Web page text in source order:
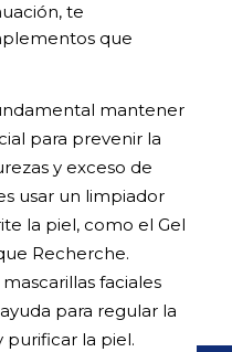
te
que
mantener
para prevenir la
y exceso de
usar un limpiador
la piel, como el Gel
Recherche.
mascarillas faciales
para regular la
purificar la piel.